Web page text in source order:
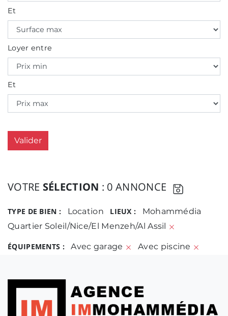
Et
Loyer entre
Et
Valider
VOTRE SÉLECTION : 0 ANNONCE
TYPE DE BIEN : Location LIEUX :
Mohammédia
Quartier Soleil/Nice/El Menzeh/Al Assil
ÉQUIPEMENTS : Avec garage Avec piscine